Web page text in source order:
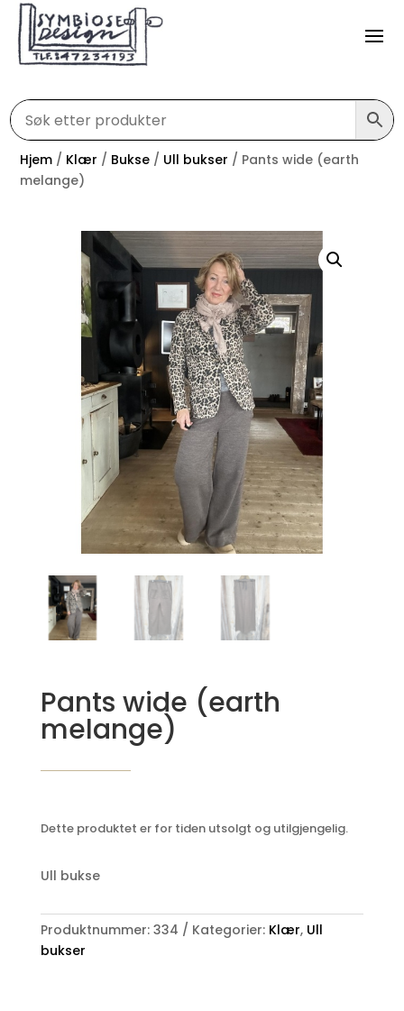
Hjem / Klær / Bukse / Ull bukser / Pants wide (earth
melange)
Pants wide (earth
melange)
Dette produktet er for tiden utsolgt og utilgjengelig.
Ull bukse
Produktnummer: 334 Kategorier: Klær, Ull
bukser